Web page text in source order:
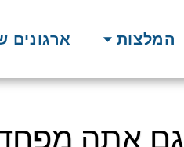
המלצות ארגונים
גם אתה מפחד